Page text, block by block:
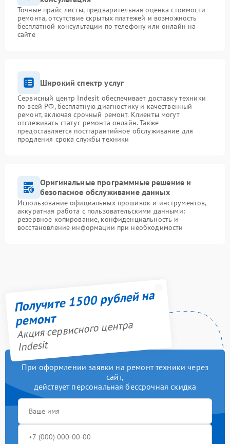
Точные прайс-листы, предварительная оценка стоимости
ремонта, отсутствие скрытых платежей и возможность
бесплатной консультации по телефону или онлайн на
сайте
Широкий спектр услуг
Сервисный центр Indesit обеспечивает доставку техники
по всей РФ, бесплатную диагностику и качественный
ремонт, включая срочный ремонт. Клиенты могут
отслеживать статус ремонта онлайн. Также
предоставляется постгарантийное обслуживание для
продления срока службы техники
Оригинальные программные решение и
безопасное обслуживание данных
Использование официальных прошивок и инструментов,
аккуратная работа с пользовательскими данными:
резервное копирование, конфиденциальность и
восстановление информации при необходимости
Получите 1500 рублей на
ремонт
Акция сервисного центра
Indesit
При оформлении заявки на ремонт техники через
сайт,
действует персональная бессрочная скидка